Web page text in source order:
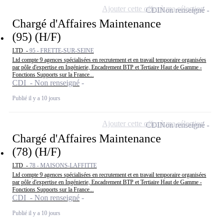
Chargé d'Affaires Maintenance
(95) (H/F)
LTD - 95 - FRETTE-SUR-SEINE
Ltd compte 9 agences spécialisées en recrutement et en travail temporaire organisées
par pôle d'expertise en Ingénierie, Encadrement BTP et Tertiaire Haut de Gamme -
Fonctions Supports sur la France...
CDI - Non renseigné
Publié il y a 10 jours
CDINon renseigné
Ajouter cette offre à ma sélection
Chargé d'Affaires Maintenance
(78) (H/F)
LTD - 78 - MAISONS-LAFFITTE
Ltd compte 9 agences spécialisées en recrutement et en travail temporaire organisées
par pôle d'expertise en Ingénierie, Encadrement BTP et Tertiaire Haut de Gamme -
Fonctions Supports sur la France...
CDI - Non renseigné
Publié il y a 10 jours
CDINon renseigné
Ajouter cette offre à ma sélection